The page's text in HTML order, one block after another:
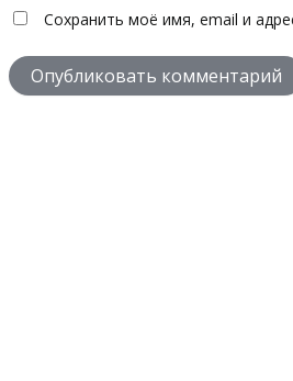
Сохранить моё имя, email и